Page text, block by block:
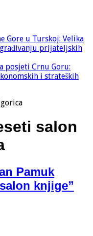
Gore u Turskoj: Velika
prijateljskih
posjeti Crnu Goru:
i strateških
salon
Pamuk
knjige”